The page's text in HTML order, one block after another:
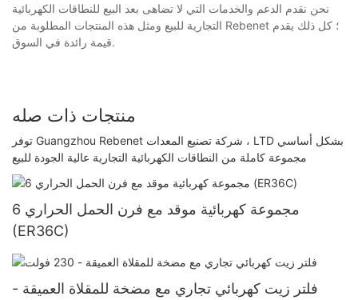
نحن نقدم الدعم والخدمات التي لا تضاهى بعد البيع للنطاقات الكهربائية
التجارية للبيع ومثل هذه المنتجات المطلوبة من Rebenet ؛ كل ذلك يقدم
قيمة رائدة في السوق.
منتجات ذات صله
توفر Guangzhou Rebenet شركة تصنيع المعدات ، LTD بشكل أساسي
مجموعة كاملة من النطاقات الكهربائية التجارية عالية الجودة للبيع
6 مجموعة كهربائية موقد مع فرن الحمل الحراري
(ER36C)
فلتر زيت كهربائي تجاري مع مضخة للمقلاة العميقة -